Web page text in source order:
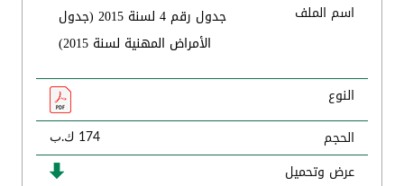
اسم الملف
جدول رقم 4 لسنة 2015 (جدول
الأمراض المهنية لسنة 2015)
النوع
الحجم
174 ك.ب
عرض وتحميل